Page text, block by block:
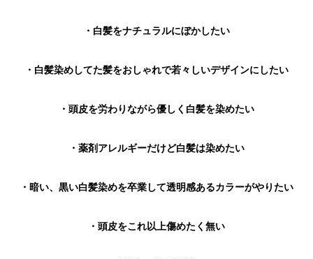
・白髪をナチュラルにぼかしたい
・白髪染めしてた髪をおしゃれで若々しいデザインにしたい
・頭皮を労わりながら優しく白髪を染めたい
・薬剤アレルギーだけど白髪は染めたい
・暗い、黒い白髪染めを卒業して透明感あるカラーがやりたい
・頭皮をこれ以上傷めたく無い